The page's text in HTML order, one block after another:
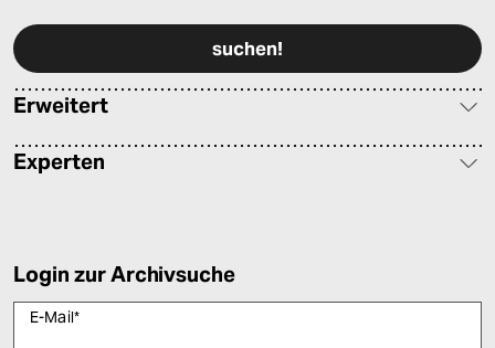
Erweitert
Experten
Login zur Archivsuche
E-Mail*